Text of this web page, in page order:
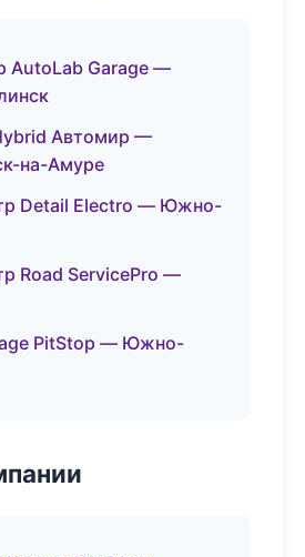
AutoLab Garage —
Автомир —
на-Амуре
Detail Electro — Южно-
Road ServicePro —
PitStop — Южно-